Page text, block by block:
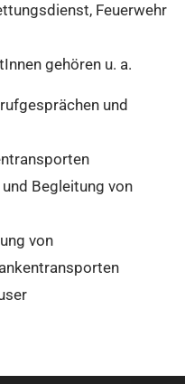
Feuerwehr
gehören u. a.
und
Begleitung von
von